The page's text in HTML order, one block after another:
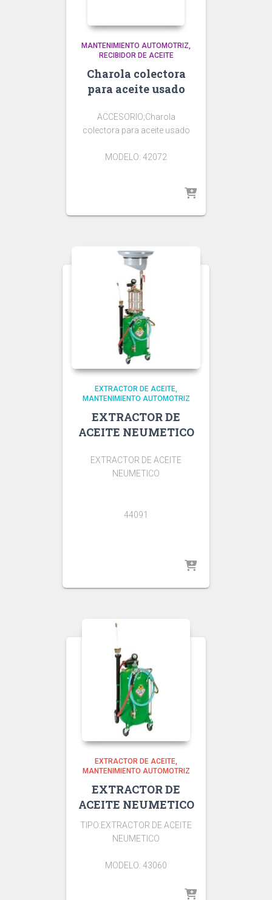
MANTENIMIENTO AUTOMOTRIZ
RECIBIDOR DE ACEITE
Charola colectora
para aceite usado
ACCESORIO;Charola
colectora para aceite usado
MODELO: 42072
EXTRACTOR DE ACEITE
MANTENIMIENTO AUTOMOTRIZ
EXTRACTOR DE
ACEITE NEUMETICO
EXTRACTOR DE ACEITE
NEUMETICO
44091
EXTRACTOR DE ACEITE
MANTENIMIENTO AUTOMOTRIZ
EXTRACTOR DE
ACEITE NEUMETICO
TIPO:EXTRACTOR DE ACEITE
NEUMETICO
MODELO: 43060